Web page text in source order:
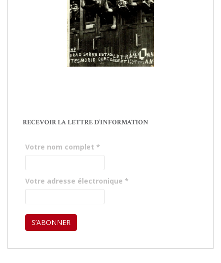
RECEVOIR LA LETTRE D’INFORMATION
Votre nom complet *
Votre adresse électronique *